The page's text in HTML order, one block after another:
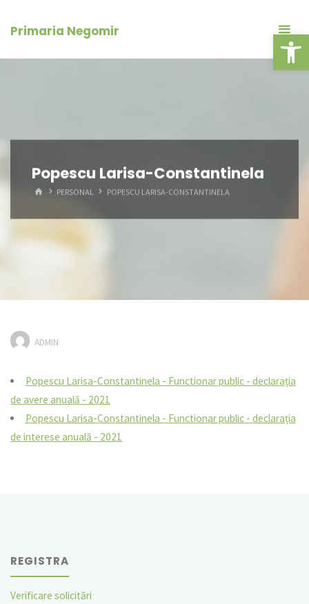
Deschide
Primaria Negomir
Popescu Larisa-Constantinela
HOMEPERSONAL POPESCU LARISA-CONSTANTINELA
ADMIN
Popescu Larisa-Constantinela - Functionar public - declarația
de avere anuală - 2021
Popescu Larisa-Constantinela - Functionar public - declarația
de interese anuală - 2021
REGISTRA
Verificare solicitări